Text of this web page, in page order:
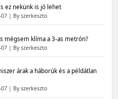
ez nekünk is jó lehet
07 By szerkeszto
mégsem klíma a 3-as metrón?
07 By szerkeszto
árak a háborúk és a példátlan
07 By szerkeszto